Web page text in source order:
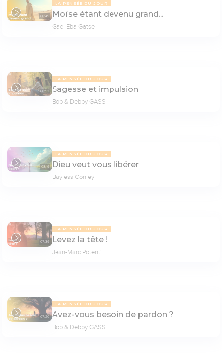
08:49
LA PENSÉE DU JOUR
Moïse étant devenu grand...
Gael Eba Gatse
08:53
LA PENSÉE DU JOUR
Sagesse et impulsion
Bob & Debby GASS
08:19
LA PENSÉE DU JOUR
Dieu veut vous libérer
Bayless Conley
07:39
LA PENSÉE DU JOUR
Levez la tête !
Jean-Marc Potenti
07:20
LA PENSÉE DU JOUR
Avez-vous besoin de pardon ?
Bob & Debby GASS